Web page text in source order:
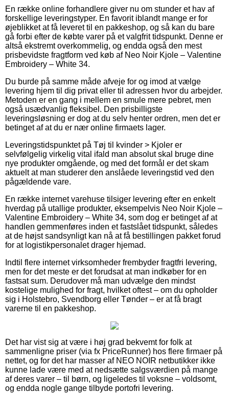
En række online forhandlere giver nu om stunder et hav af
forskellige leveringstyper. En favorit iblandt mange er for
øjeblikket at få leveret til en pakkeshop, og så kan du bare
gå forbi efter de købte varer på et valgfrit tidspunkt. Denne er
altså ekstremt overkommelig, og endda også den mest
prisbevidste fragtform ved køb af Neo Noir Kjole – Valentine
Embroidery – White 34.
Du burde på samme måde afveje for og imod at vælge
levering hjem til dig privat eller til adressen hvor du arbejder.
Metoden er en gang i mellem en smule mere pebret, men
også usædvanlig fleksibel. Den prisbilligste
leveringsløsning er dog at du selv henter ordren, men det er
betinget af at du er nær online firmaets lager.
Leveringstidspunktet på Tøj til kvinder > Kjoler er
selvfølgelig virkelig vital ifald man absolut skal bruge dine
nye produkter omgående, og med det formål er det skam
aktuelt at man studerer den anslåede leveringstid ved den
pågældende vare.
En række internet varehuse tilsiger levering efter en enkelt
hverdag på utallige produkter, eksempelvis Neo Noir Kjole –
Valentine Embroidery – White 34, som dog er betinget af at
handlen gemmenføres inden et fastslået tidspunkt, således
at de højst sandsynligt kan nå at få bestillingen pakket forud
for at logistikpersonalet drager hjemad.
Indtil flere internet virksomheder frembyder fragtfri levering,
men for det meste er det forudsat at man indkøber for en
fastsat sum. Derudover må man udvælge den mindst
kostelige mulighed for fragt, hvilket oftest – om du opholder
sig i Holstebro, Svendborg eller Tønder – er at få bragt
varerne til en pakkeshop.
Det har vist sig at være i høj grad bekvemt for folk at
sammenligne priser (via fx PriceRunner) hos flere firmaer på
nettet, og for det har masser af NEO NOIR netbutikker ikke
kunne lade være med at nedsætte salgsværdien på mange
af deres varer – til børn, og ligeledes til voksne – voldsomt,
og endda nogle gange tilbyde portofri levering.